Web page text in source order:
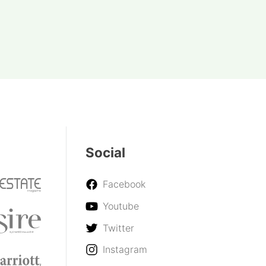
Social
Facebook
Youtube
Twitter
Instagram